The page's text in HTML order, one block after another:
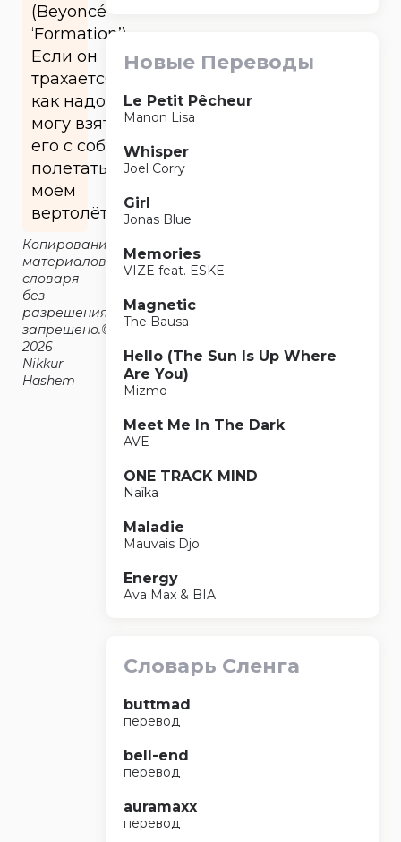
(Beyoncé
‘Formation’)
Если он
трахается
как надо, я
могу взять
его с собой
полетать на
моём
вертолёте.
Копирование
материалов
словаря
без
разрешения
запрещено.©2014-
2026
Nikkur
Hashem
Новые Переводы
Le Petit Pêcheur
Manon Lisa
Whisper
Joel Corry
Girl
Jonas Blue
Memories
VIZE feat. ESKE
Magnetic
The Bausa
Hello (The Sun Is Up Where
Are You)
Mizmo
Meet Me In The Dark
AVE
ONE TRACK MIND
Naïka
Maladie
Mauvais Djo
Energy
Ava Max & BIA
Словарь Сленга
buttmad
перевод
bell-end
перевод
auramaxx
перевод